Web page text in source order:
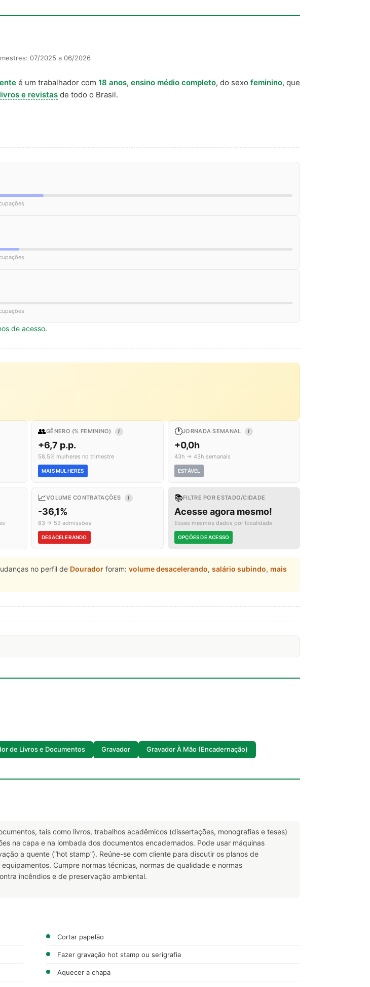
07/2025 a 06/2026
é um trabalhador com 18 anos, ensino médio completo, do sexo feminino, que
e revistas de todo o Brasil.
de acesso.
👥GÊNERO (% FEMININO) I
+6,7 p.p.
58,5% mulheres no trimestre
MAIS MULHERES
🕐JORNADA SEMANAL I
+0,0h
43h → 43h semanais
ESTÁVEL
📈VOLUME CONTRATAÇÕES I
-36,1%
83 → 53 admissões
DESACELERANDO
📚FILTRE POR ESTADO/CIDADE
Acesse agora mesmo!
Esses mesmos dados por localidade
OPÇÕES DE ACESSO
no perfil de Dourador foram: volume desacelerando, salário subindo, mais
de Livros e Documentos Gravador Gravador À Mão (Encadernação)
tais como livros, trabalhos acadêmicos (dissertações, monografias e teses)
na capa e na lombada dos documentos encadernados. Pode usar máquinas
a quente (“hot stamp”). Reúne-se com cliente para discutir os planos de
Cumpre normas técnicas, normas de qualidade e normas
incêndios e de preservação ambiental.
Cortar papelão
Fazer gravação hot stamp ou serigrafia
Aquecer a chapa